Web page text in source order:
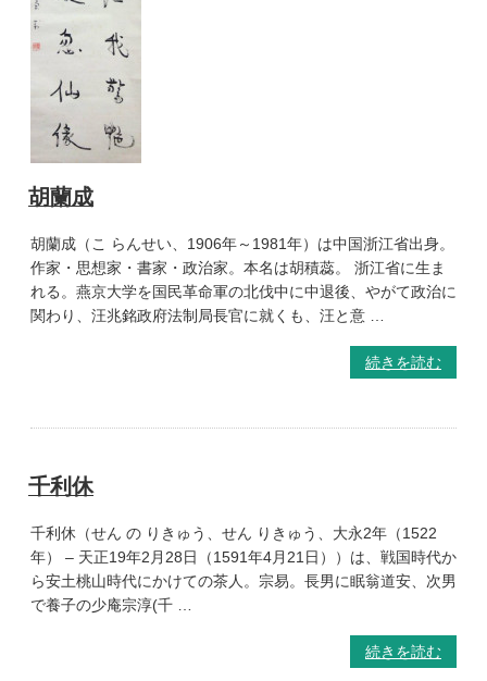
胡蘭成
胡蘭成（こ らんせい、1906年～1981年）は中国浙江省出身。
作家・思想家・書家・政治家。本名は胡積蕊。 浙江省に生ま
れる。燕京大学を国民革命軍の北伐中に中退後、やがて政治に
関わり、汪兆銘政府法制局長官に就くも、汪と意 …
続きを読む
千利休
千利休（せん の りきゅう、せん りきゅう、大永2年（1522
年） – 天正19年2月28日（1591年4月21日））は、戦国時代か
ら安土桃山時代にかけての茶人。宗易。長男に眠翁道安、次男
で養子の少庵宗淳(千 …
続きを読む